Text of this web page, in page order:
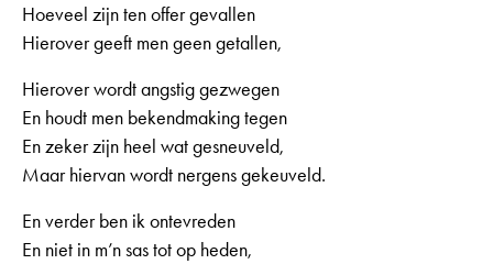
Hoeveel zijn ten offer gevallen
Hierover geeft men geen getallen,
Hierover wordt angstig gezwegen
En houdt men bekendmaking tegen
En zeker zijn heel wat gesneuveld,
Maar hiervan wordt nergens gekeuveld.
En verder ben ik ontevreden
En niet in m’n sas tot op heden,